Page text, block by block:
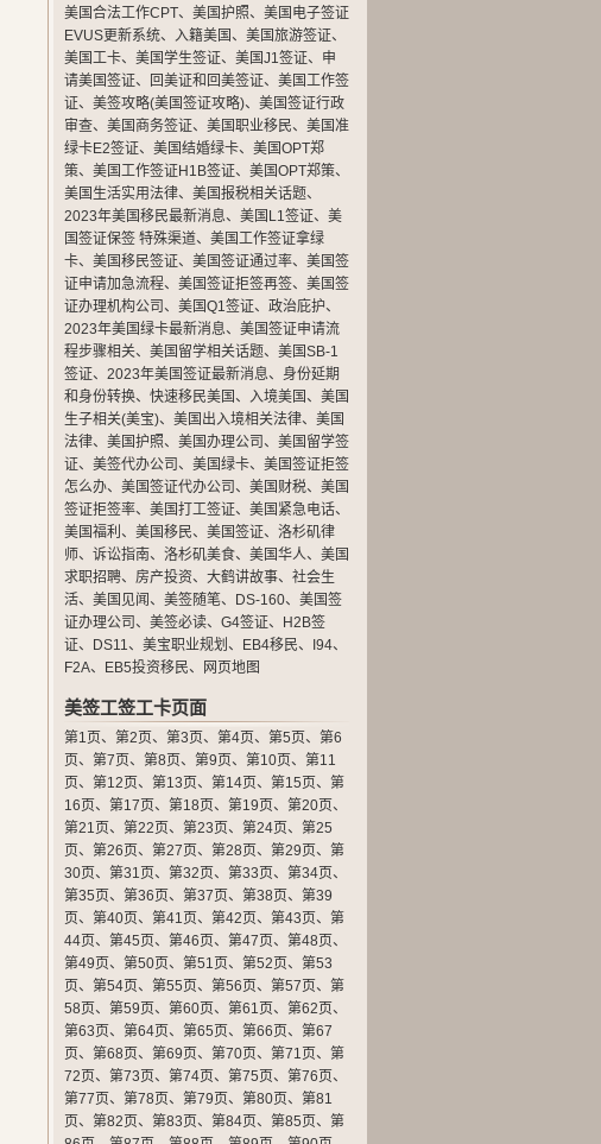
美国合法工作CPT、 美国护照、 美国电子签证
EVUS更新系统、 入籍美国、 美国旅游签证、
美国工卡、 美国学生签证、 美国J1签证、 申
请美国签证、 回美证和回美签证、 美国工作签
证、 美签攻略(美国签证攻略)、 美国签证行政
审查、 美国商务签证、 美国职业移民、 美国准
绿卡E2签证、 美国结婚绿卡、 美国OPT郑
策、 美国工作签证H1B签证、 美国OPT郑策、
美国生活实用法律、 美国报税相关话题、
2023年美国移民最新消息、 美国L1签证、 美
国签证保签 特殊渠道、 美国工作签证拿绿
卡、 美国移民签证、 美国签证通过率、 美国签
证申请加急流程、 美国签证拒签再签、 美国签
证办理机构公司 、 美国Q1签证、 政治庇护、
2023年美国绿卡最新消息、 美国签证申请流
程步骤相关、 美国留学相关话题、 美国SB-1
签证、 2023年美国签证最新消息、 身份延期
和身份转换、 快速移民美国、 入境美国、 美国
生子相关(美宝)、 美国出入境相关法律、 美国
法律、 美国护照、 美国办理公司 、 美国留学签
证、 美签代办公司 、 美国绿卡、 美国签证拒签
怎么办、 美国签证代办公司 、 美国财税、 美国
签证拒签率、 美国打工签证、 美国紧急电话、
美国福利 、 美国移民、 美国签证、 洛杉矶律
师、 诉讼指南、 洛杉矶美食、 美国华人、 美国
求职招聘、 房产投资、 大鹤讲故事、 社会生
活、 美国见闻、 美签随笔、 DS-160、 美国签
证办理公司 、 美签必读、 G4签证、
H2B签
证、 DS11、 美宝职业规划 、 EB4移民、 I94、
F2A、 EB5投资移民、 网页地图
美签工签工卡页面
第1页、 第2页、 第3页、 第4页、 第5页、 第6
页、 第7页、 第8页、 第9页、 第10页、 第11
页、 第12页、 第13页、 第14页、 第15页、 第
16页、 第17页、 第18页、 第19页、 第20页、
第21页、 第22页、 第23页、 第24页、 第25
页、 第26页、 第27页、 第28页、 第29页、 第
30页、 第31页、 第32页、 第33页、 第34页、
第35页、 第36页、 第37页、 第38页、 第39
页、 第40页、 第41页、 第42页、 第43页、 第
44页、 第45页、 第46页、 第47页、 第48页、
第49页、 第50页、 第51页、 第52页、 第53
页、 第54页、 第55页、 第56页、 第57页、 第
58页、 第59页、 第60页、 第61页、 第62页、
第63页、 第64页、 第65页、 第66页、 第67
页、 第68页、 第69页、 第70页、 第71页、 第
72页、 第73页、 第74页、 第75页、 第76页、
第77页、 第78页、 第79页、 第80页、 第81
页、 第82页、 第83页、 第84页、 第85页、 第